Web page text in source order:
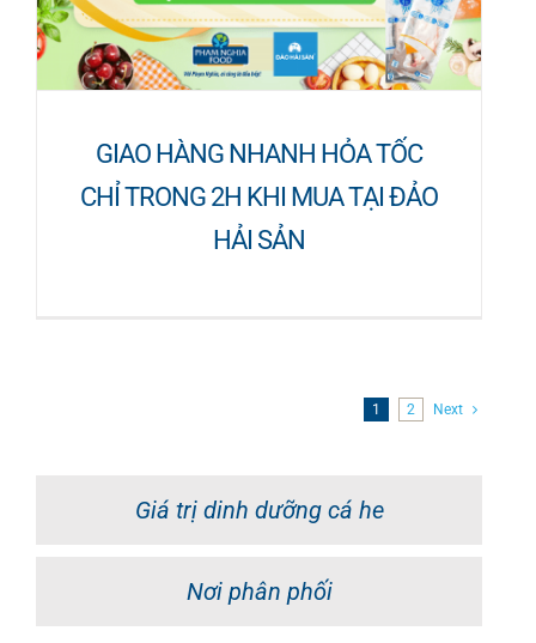
GIAO HÀNG NHANH HỎA TỐC
CHỈ TRONG 2H KHI MUA TẠI ĐẢO
HẢI SẢN
1 2 Next
Giá trị dinh dưỡng cá he
Nơi phân phối